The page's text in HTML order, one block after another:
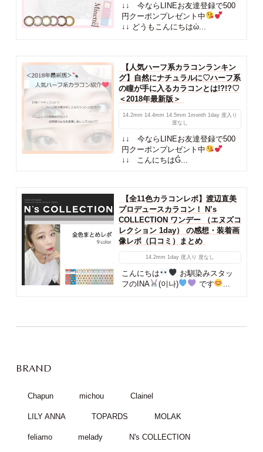
↓↓ 今ならLINEお友達登録で500
円クーポンプレゼント中
↓↓ どうもこんにちはὠ...
【人気ハーフ系カラコンランキン
グ】自然にナチュラルに♡ハーフ系
の瞳が手に入るカラコンとは!?!?♡
＜2018年最新版＞
14.2mm 14.4mm 14.5mm 1month 1day 度入り
度なし
↓↓ 今ならLINEお友達登録で500
円クーポンプレゼント中
↓↓ こんにちはǴ...
【全11色カラコンレポ】渡辺直美
プロデュースカラコン！ N’s
COLLECTION ワンデー （エヌズコ
レクション 1day） の感想・装着画
像レポ（口コミ）まとめ
14.2mm 1day 度入り 度なし
こんにちは
お馴染みスタッ
フのINA
(이나) です
BRAND
Chapun michou Clainel
LILY ANNA TOPARDS MOLAK
feliamo melady N's COLLECTION